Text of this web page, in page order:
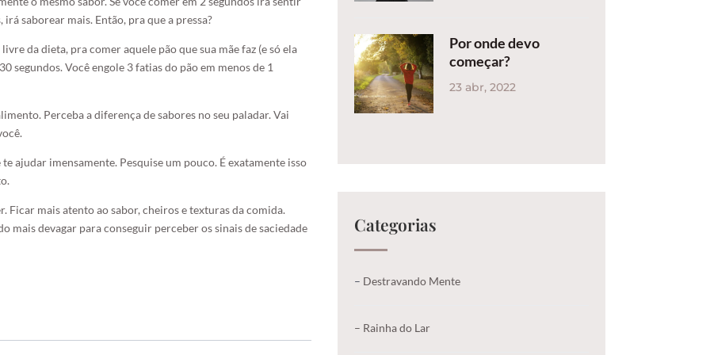
saborear mais. Então, pra que a pressa?
da dieta, pra comer aquele pão que sua mãe faz (e só ela
segundos. Você engole 3 fatias do pão em menos de 1
Perceba a diferença de sabores no seu paladar. Vai
ajudar imensamente. Pesquise um pouco. É exatamente isso
mais atento ao sabor, cheiros e texturas da comida.
mais devagar para conseguir perceber os sinais de saciedade
Por onde devo
começar?
23 abr, 2022
Categorias
– Destravando Mente
– Rainha do Lar